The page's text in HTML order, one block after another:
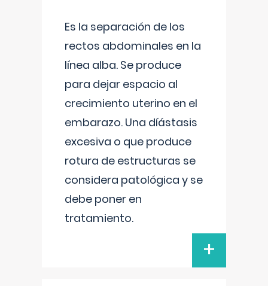
Es la separación de los
rectos abdominales en la
línea alba. Se produce
para dejar espacio al
crecimiento uterino en el
embarazo. Una díástasis
excesiva o que produce
rotura de estructuras se
considera patológica y se
debe poner en
tratamiento.
+